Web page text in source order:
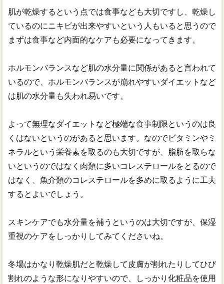
肌が乾燥するという点では食事なども大切ですし、乾燥し
ているのにニキビが出来やすいという人もいると思うので
まずは食事など内面的なケアも必要になってきます。
ホルモンバランスなど肌の水分量に関係があると言われて
いるので、ホルモンバランスが崩れやすいダイエットなど
は肌の水分量も失われ易いです。
よって無理なダイエットなど極端な食事制限というのは良
くはないというのがあると思います。なのでビタミンやミ
ネラルという栄養素を取るのも大切ですが、脂肪を取らな
いというのではなく肉類に多いコレステロールをとるので
はなく、魚介類のコレステロールを多めに取るように工夫
するとよいでしょう。
スキンケアでも水分量を補うというのは大切ですが、保湿
重視のケアをしっかりしてみてくださいね。
冬場はかなり乾燥肌だと乾燥して皮膚が割れたりしてひび
割れのような形になりやすいので、しっかり化粧品を使用